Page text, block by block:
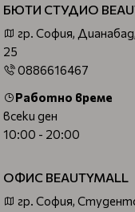
БЮТИ СТУДИО
гр. София,
25
0886616467
Работно време
всеки ден
10:00 - 20:00
ОФИС BEAUTYMALL
гр. София,